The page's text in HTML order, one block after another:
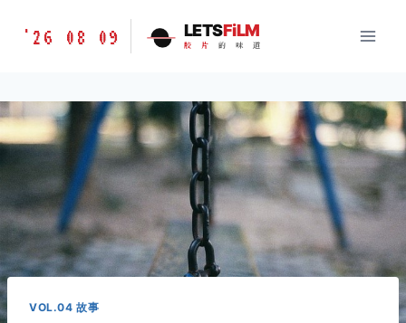
胶
味
道
LETSFILM
'26 08 09 LETSFiLM
胶 片 的 味 道
VOL.04 故事